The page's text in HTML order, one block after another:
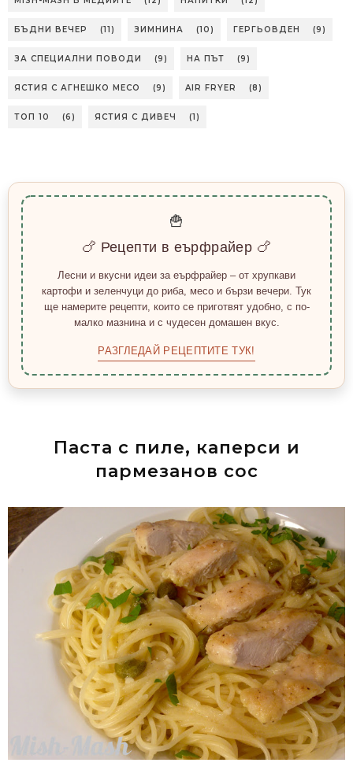
БЪДНИ ВЕЧЕР (11) ЗИМНИНА (10) ГЕРГЬОВДЕН (9)
ЗА СПЕЦИАЛНИ ПОВОДИ (9) НА ПЪТ (9)
ЯСТИЯ С АГНЕШКО МЕСО (9) AIR FRYER (8)
ТОП 10 (6) ЯСТИЯ С ДИВЕЧ (1)
🍟
🍗 Рецепти в еърфрайер 🍗
Лесни и вкусни идеи за еърфрайер – от хрупкави
картофи и зеленчуци до риба, месо и бързи вечери. Тук
ще намерите рецепти, които се приготвят удобно, с по-
малко мазнина и с чудесен домашен вкус.
РАЗГЛЕДАЙ РЕЦЕПТИТЕ ТУК!
Паста с пиле, каперси и
пармезанов сос